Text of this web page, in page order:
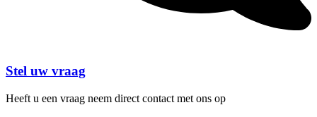
Stel uw vraag
Heeft u een vraag neem direct contact met ons op